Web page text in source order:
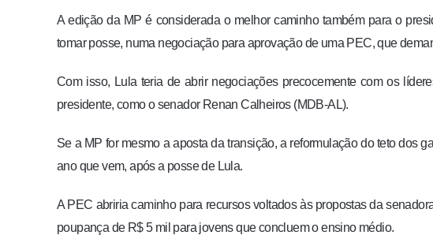
A edição da MP é considerada o melhor caminho também para o
tomar posse, numa negociação para aprovação de uma PEC, que
Com isso, Lula teria de abrir negociações precocemente com os
presidente, como o senador Renan Calheiros (MDB-AL).
Se a MP for mesmo a aposta da transição, a reformulação do teto dos
ano que vem, após a posse de Lula.
A PEC abriria caminho para recursos voltados às propostas da
poupança de R$ 5 mil para jovens que concluem o ensino médio.